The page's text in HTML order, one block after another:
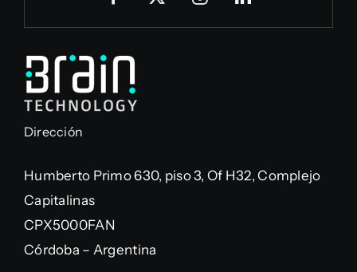
Dirección
Humberto Primo 630, piso 3, Of H32, Complejo
Capitalinas
CPX5000FAN
Córdoba – Argentina